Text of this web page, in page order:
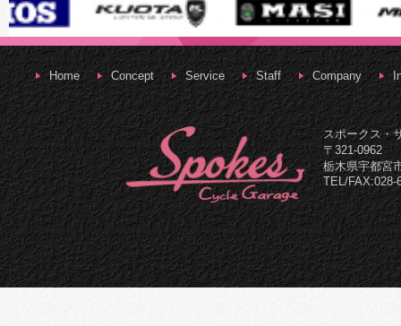
Home Concept Service Staff Company
スポークス・
〒321-0962
栃木県宇都宮
TEL/FAX:028-